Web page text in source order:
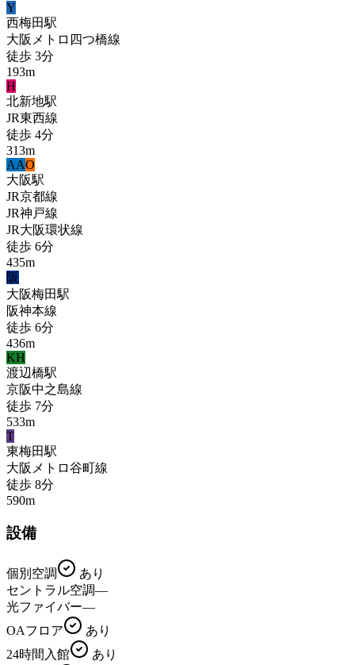
Y
西梅田駅
大阪メトロ四つ橋線
徒歩 3分
193m
H
北新地駅
JR東西線
徒歩 4分
313m
AAO
大阪駅
JR京都線
JR神戸線
JR大阪環状線
徒歩 6分
435m
阪
大阪梅田駅
阪神本線
徒歩 6分
436m
KH
渡辺橋駅
京阪中之島線
徒歩 7分
533m
T
東梅田駅
大阪メトロ谷町線
徒歩 8分
590m
設備
個別空調
あり
セントラル空調—
光ファイバー—
OAフロア
あり
24時間入館
あり